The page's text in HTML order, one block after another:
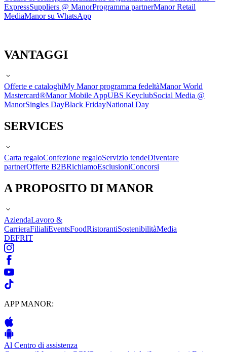
ExpressSuppliers @ ManorProgramma partnerManor Retail
MediaManor su WhatsApp
VANTAGGI
Offerte e cataloghiMy Manor programma fedeltàManor World
Mastercard®Manor Mobile AppUBS KeyclubSocial Media @
ManorSingles DayBlack FridayNational Day
SERVICES
Carta regaloConfezione regaloServizio tendeDiventare
partnerOfferte B2BRichiamoEsclusioniConcorsi
A PROPOSITO DI MANOR
AziendaLavoro &
CarrieraFilialiEventsFoodRistorantiSostenibilitàMedia
DEFRIT
APP MANOR:
Al Centro di assistenza